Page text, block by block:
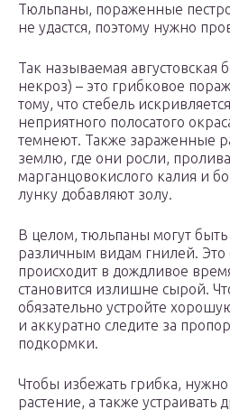
Тюльпаны, пораженные
не удастся, поэтому нужно
Так называемая августовская
некроз) – это грибковое
тому, что стебель
неприятного полосатого
темнеют. Также зараженные
землю, где они росли,
марганцовокислого калия и
лунку добавляют золу.
В целом, тюльпаны могут
различным видам гнилей. Это
происходит в дождливое
становится излишне сырой.
обязательно устройте
и аккуратно следите за
подкормки.
Чтобы избежать грибка,
растение, а также устраивать